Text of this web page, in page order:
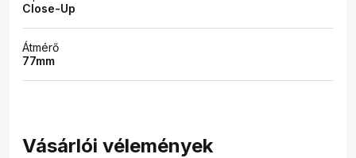
Close-Up
Átmérő
77mm
Vásárlói vélemények